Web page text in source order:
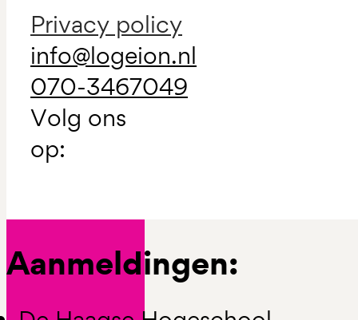
Privacy policy
info@logeion.nl
070-3467049
Volg ons
op:
Aanmeldingen: